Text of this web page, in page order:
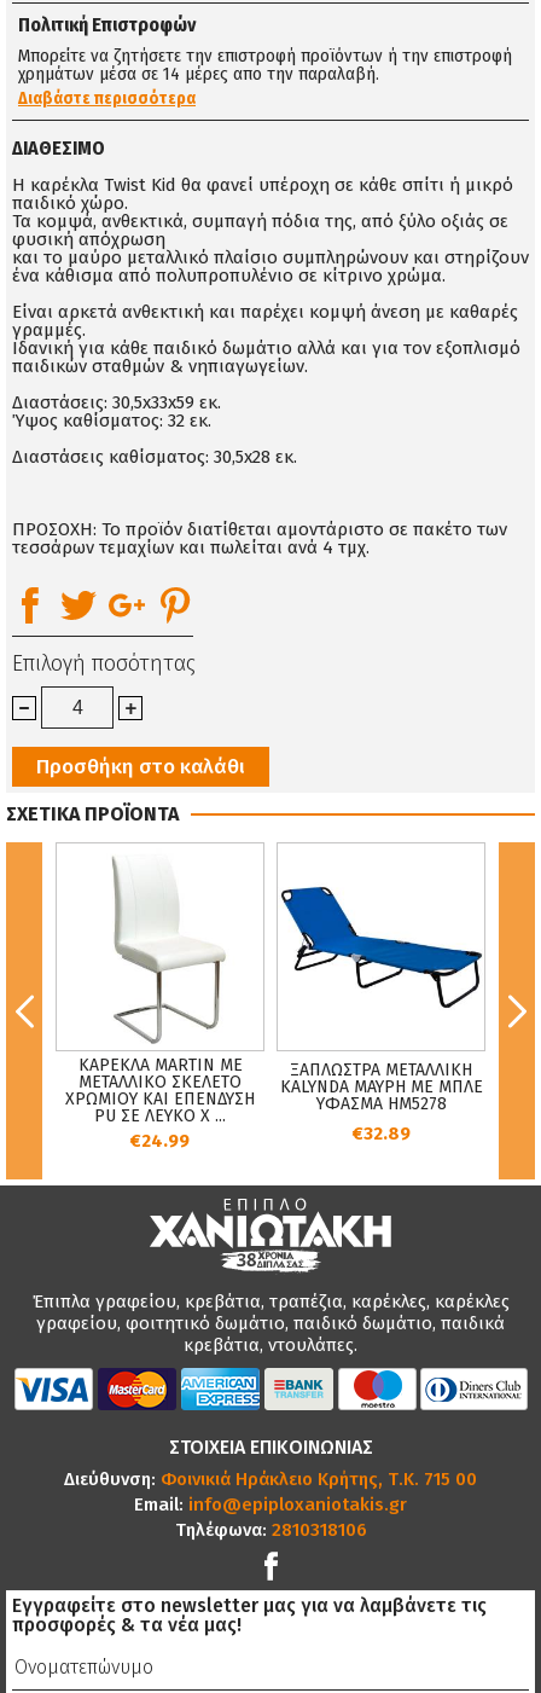
Πολιτική Επιστροφών
Μπορείτε να ζητήσετε την επιστροφή προϊόντων ή την επιστροφή
χρημάτων μέσα σε 14 μέρες απο την παραλαβή.
Διαβάστε περισσότερα
ΔΙΑΘΈΣΙΜΟ
Η καρέκλα Twist Kid θα φανεί υπέροχη σε κάθε σπίτι ή μικρό
παιδικό χώρο.
Τα κομψά, ανθεκτικά, συμπαγή πόδια της, από ξύλο οξιάς σε
φυσική απόχρωση
και το μαύρο μεταλλικό πλαίσιο συμπληρώνουν και στηρίζουν
ένα κάθισμα από πολυπροπυλένιο σε κίτρινο χρώμα.
Είναι αρκετά ανθεκτική και παρέχει κομψή άνεση με καθαρές
γραμμές.
Ιδανική για κάθε παιδικό δωμάτιο αλλά και για τον εξοπλισμό
παιδικών σταθμών & νηπιαγωγείων.
Διαστάσεις: 30,5x33x59 εκ.
Ύψος καθίσματος: 32 εκ.
Διαστάσεις καθίσματος: 30,5x28 εκ.
ΠΡΟΣΟΧΗ: Το προϊόν διατίθεται αμοντάριστο σε πακέτο των
τεσσάρων τεμαχίων και πωλείται ανά 4 τμχ.
Επιλογή ποσότητας
Προσθήκη στο καλάθι
ΣΧΕΤΙΚΑ ΠΡΟΪΟΝΤΑ
ΚΑΡΕΚΛΑ MARTIN ΜΕ
ΜΕΤΑΛΛΙΚΟ ΣΚΕΛΕΤΟ
ΧΡΩΜΙΟΥ ΚΑΙ ΕΠΕΝΔΥΣΗ
PU ΣΕ ΛΕΥΚΟ Χ ...
€24.99
ΞΑΠΛΩΣΤΡΑ ΜΕΤΑΛΛΙΚΗ
KALYNDA ΜΑΥΡΗ ΜΕ ΜΠΛΕ
ΥΦΑΣΜΑ HM5278
€32.89
Έπιπλα γραφείου, κρεβάτια, τραπέζια, καρέκλες, καρέκλες
γραφείου, φοιτητικό δωμάτιο, παιδικό δωμάτιο, παιδικά
κρεβάτια, ντουλάπες.
ΣΤΟΙΧΕΙΑ ΕΠΙΚΟΙΝΩΝΙΑΣ
Διεύθυνση: Φοινικιά Ηράκλειο Κρήτης, Τ.Κ. 715 00
Email: info@epiploxaniotakis.gr
Τηλέφωνα: 2810318106
Εγγραφείτε στο newsletter μας για να λαμβάνετε τις
προσφορές & τα νέα μας!